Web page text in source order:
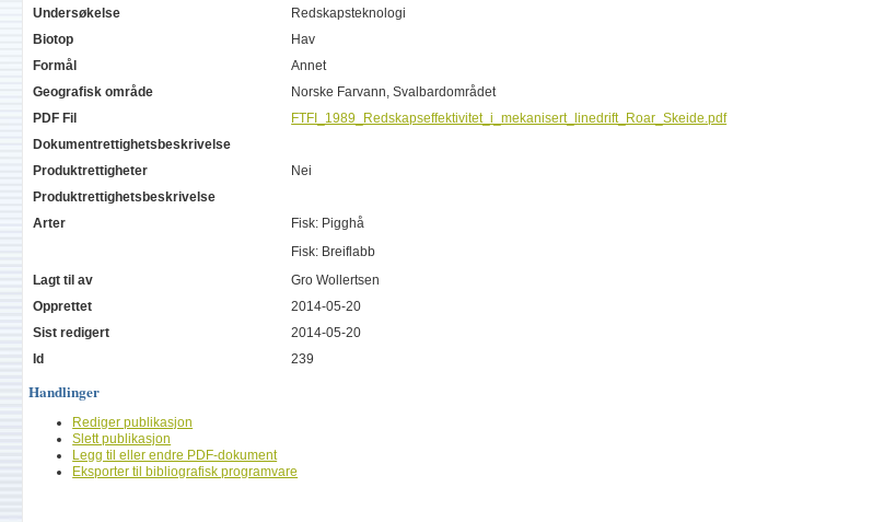
Undersøkelse
Redskapsteknologi
Biotop
Hav
Formål
Annet
Geografisk område
Norske Farvann, Svalbardområdet
PDF Fil
FTFI_1989_Redskapseffektivitet_i_mekanisert_linedrift_Roar_Skeide.pdf
Dokumentrettighetsbeskrivelse
Produktrettigheter
Nei
Produktrettighetsbeskrivelse
Arter
Fisk: Pigghå
Fisk: Breiflabb
Lagt til av
Gro Wollertsen
Opprettet
2014-05-20
Sist redigert
2014-05-20
Id
239
Handlinger
Rediger publikasjon
Slett publikasjon
Legg til eller endre PDF-dokument
Eksporter til bibliografisk programvare